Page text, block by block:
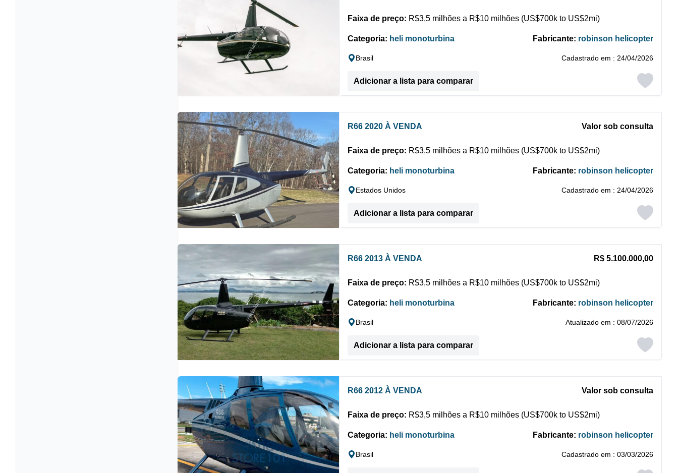
Faixa de preço: R$3,5 milhões a R$10 milhões (US$700k to US$2mi)
Categoria: heli monoturbina Fabricante: robinson helicopter
Brasil Cadastrado em : 24/04/2026
Adicionar a lista para comparar
R66 2020 À VENDA Valor sob consulta
Faixa de preço: R$3,5 milhões a R$10 milhões (US$700k to US$2mi)
Categoria: heli monoturbina Fabricante: robinson helicopter
Estados Unidos Cadastrado em : 24/04/2026
Adicionar a lista para comparar
R66 2013 À VENDA R$ 5.100.000,00
Faixa de preço: R$3,5 milhões a R$10 milhões (US$700k to US$2mi)
Categoria: heli monoturbina Fabricante: robinson helicopter
Brasil Atualizado em : 08/07/2026
Adicionar a lista para comparar
R66 2012 À VENDA Valor sob consulta
Faixa de preço: R$3,5 milhões a R$10 milhões (US$700k to US$2mi)
Categoria: heli monoturbina Fabricante: robinson helicopter
Brasil Cadastrado em : 03/03/2026